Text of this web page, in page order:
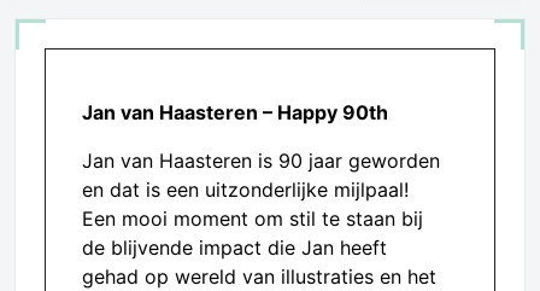
Jan van Haasteren – Happy 90th
Jan van Haasteren is 90 jaar geworden
en dat is een uitzonderlijke mijlpaal!
Een mooi moment om stil te staan bij
de blijvende impact die Jan heeft
gehad op wereld van illustraties en het